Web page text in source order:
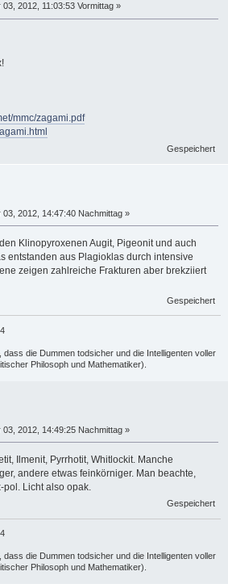
2012, 11:03:53 Vormittag »
mmc/zagami.pdf
Gespeichert
03, 2012, 14:47:40 Nachmittag »
Klinopyroxenen Augit, Pigeonit und auch
entstanden aus Plagioklas durch intensive
zeigen zahlreiche Frakturen aber brekziiert
Gespeichert
die Dummen todsicher und die Intelligenten voller
Philosoph und Mathematiker).
03, 2012, 14:49:25 Nachmittag »
Ilmenit, Pyrrhotit, Whitlockit. Manche
andere etwas feinkörniger. Man beachte,
pol. Licht also opak.
Gespeichert
die Dummen todsicher und die Intelligenten voller
Philosoph und Mathematiker).